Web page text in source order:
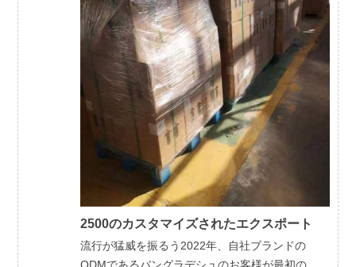
2500のカスタマイズされたエクスポート
流行が猛威を振るう2022年、自社ブランドの
ODMであるバングラデシュのお客様が最初の